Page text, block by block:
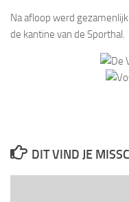
Na afloop werd
de kantine van de Sporthal.
DIT VIND JE